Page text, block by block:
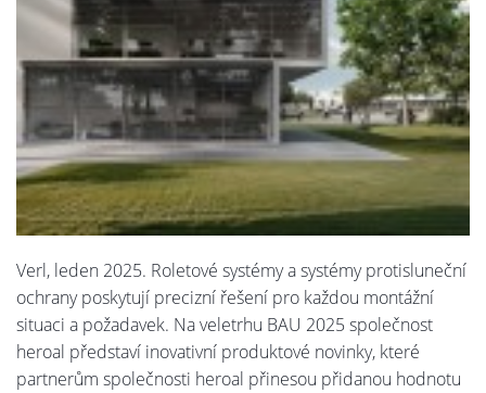
Verl, leden 2025. Roletové systémy a systémy protisluneční
ochrany poskytují precizní řešení pro každou montážní
situaci a požadavek. Na veletrhu BAU 2025 společnost
heroal představí inovativní produktové novinky, které
partnerům společnosti heroal přinesou přidanou hodnotu